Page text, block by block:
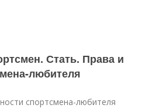
Стать. Права и
любителя
спортсмена-любителя